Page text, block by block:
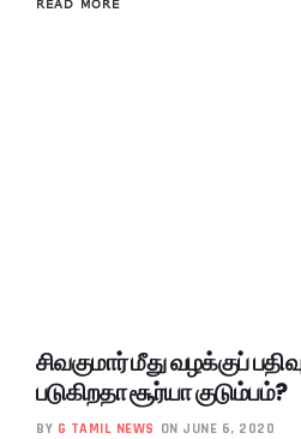
READ MORE
சிவகுமார் மீது வழக்குப்
படுகிறதா சூர்யா குடும்பம்?
BY G TAMIL NEWS ON JUNE 6, 2020